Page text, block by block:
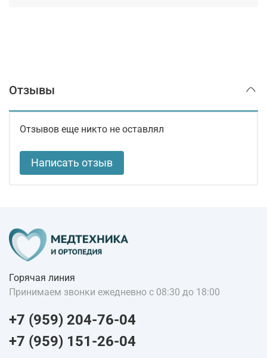
Отзывы
Отзывов еще никто не оставлял
Написать отзыв
Горячая линия
Принимаем звонки ежедневно с 08:30 до 18:00
+7 (959) 204-76-04
+7 (959) 151-26-04